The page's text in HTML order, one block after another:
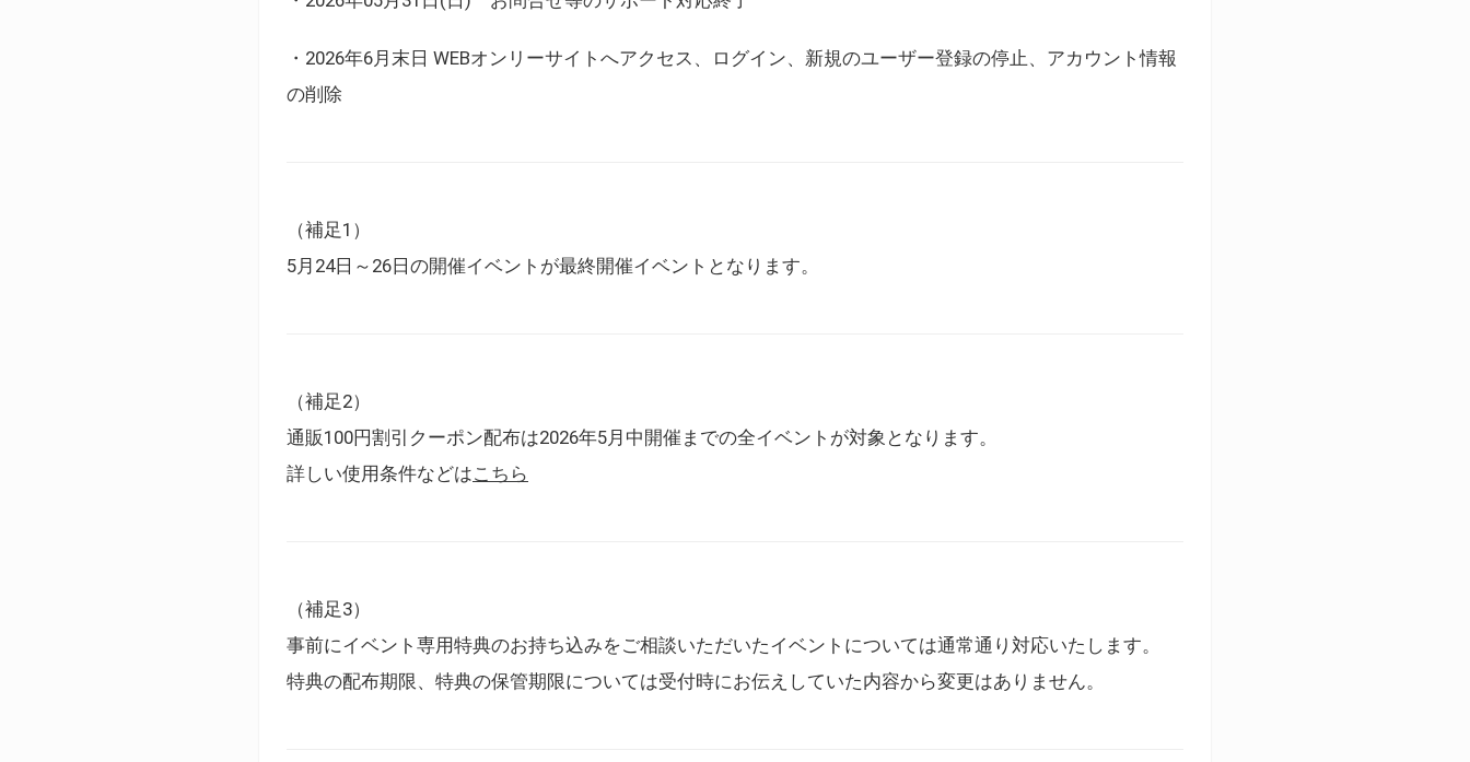
・2026年6月末日 WEBオンリーサイトへアクセス、ログイン、新規のユーザー登録の停止、アカウント情報
の削除
（補足1）
5月24日～26日の開催イベントが最終開催イベントとなります。
（補足2）
通販100円割引クーポン配布は2026年5月中開催までの全イベントが対象となります。
詳しい使用条件などはこちら
（補足3）
事前にイベント専用特典のお持ち込みをご相談いただいたイベントについては通常通り対応いたします。
特典の配布期限、特典の保管期限については受付時にお伝えしていた内容から変更はありません。